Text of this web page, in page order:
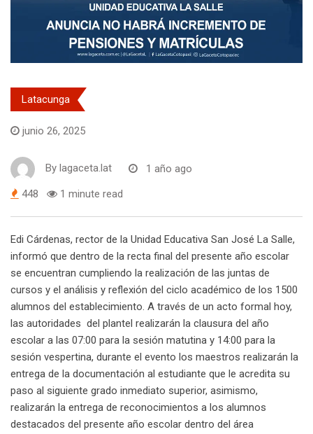
Latacunga
junio 26, 2025
By lagaceta.lat 1 año ago
448 1 minute read
Edi Cárdenas, rector de la Unidad Educativa San José La Salle,
informó que dentro de la recta final del presente año escolar
se encuentran cumpliendo la realización de las juntas de
cursos y el análisis y reflexión del ciclo académico de los 1500
alumnos del establecimiento. A través de un acto formal hoy,
las autoridades del plantel realizarán la clausura del año
escolar a las 07:00 para la sesión matutina y 14:00 para la
sesión vespertina, durante el evento los maestros realizarán la
entrega de la documentación al estudiante que le acredita su
paso al siguiente grado inmediato superior, asimismo,
realizarán la entrega de reconocimientos a los alumnos
destacados del presente año escolar dentro del área